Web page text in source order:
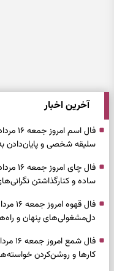
آخرین اخبار
سلیقه شخصی و پایان‌دادن
ساده و کنارگذاشتن
دل‌مشغولی‌های پنهان و
کارها و روشن‌کردن